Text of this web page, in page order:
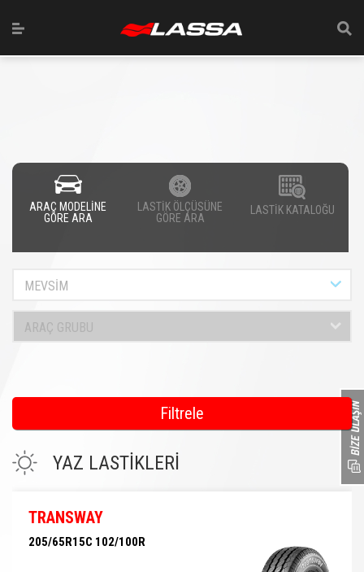
ARAÇ MODELİNE
GÖRE ARA
LASTİK ÖLÇÜSÜNE
GÖRE ARA
LASTİK KATALOĞU
MEVSİM
ARAÇ GRUBU
Filtrele
YAZ LASTİKLERİ
TRANSWAY
205/65R15C 102/100R